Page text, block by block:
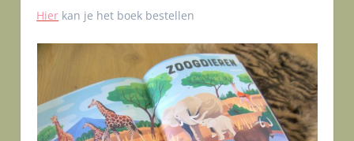
Hier kan je het boek bestellen